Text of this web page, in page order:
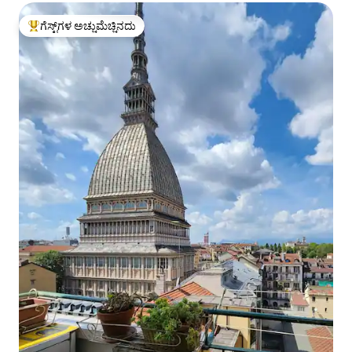
ಗೆಸ್ಟ್‌ಗಳಿಗೆ ಅತಿ ಹೆಚ್ಚು ಅಚ್ಚುಮೆಚ್ಚಿನದು
ಗೆಸ್ಟ್‌ಗಳ ಅಚ್ಚುಮೆಚ್ಚಿನದು